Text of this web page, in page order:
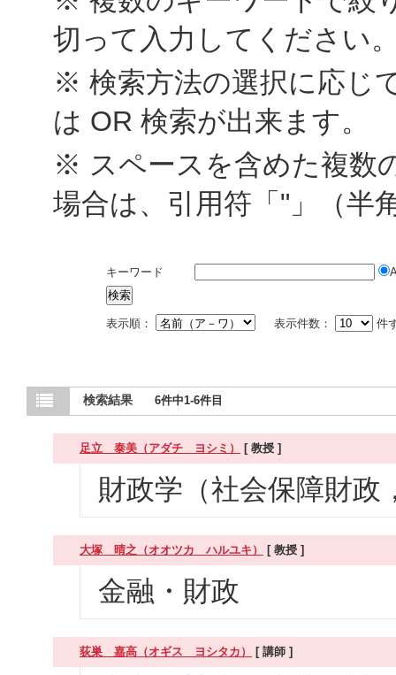
切って入力してください
※ 検索方法の選択に応じ
は OR 検索が出来ます。
※ スペースを含めた複数
場合は、引用符「"」（半
キーワード
表示順： 表示件数： 件
検索結果 6件中1-6件目
足立 泰美（アダチ ヨシミ） [ 教授 ]
財政学（社会保障財政
大塚 晴之（オオツカ ハルユキ） [ 教授 ]
金融・財政
荻巣 嘉高（オギス ヨシタカ） [ 講師 ]